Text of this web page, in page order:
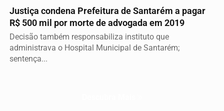
Justiça condena Prefeitura de Santarém a pagar
R$ 500 mil por morte de advogada em 2019
Decisão também responsabiliza instituto que
administrava o Hospital Municipal de Santarém;
sentença...